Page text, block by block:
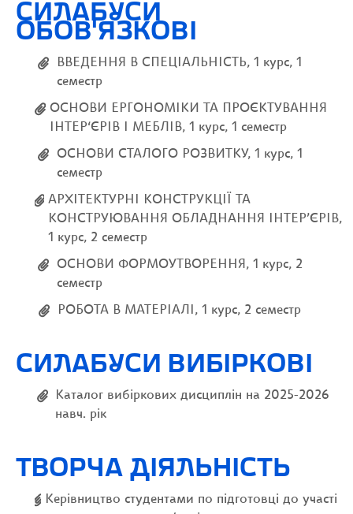
СИЛАБУСИ
ОБОВ'ЯЗКОВІ
ВВЕДЕННЯ В СПЕЦІАЛЬНІСТЬ, 1 курс, 1
семестр
ОСНОВИ ЕРГОНОМІКИ ТА ПРОЄКТУВАННЯ
ІНТЕР‘ЄРІВ І МЕБЛІВ, 1 курс, 1 семестр
ОСНОВИ СТАЛОГО РОЗВИТКУ, 1 курс, 1
семестр
АРХІТЕКТУРНІ КОНСТРУКЦІЇ ТА
КОНСТРУЮВАННЯ ОБЛАДНАННЯ ІНТЕР’ЄРІВ,
1 курс, 2 семестр
ОСНОВИ ФОРМОУТВОРЕННЯ, 1 курс, 2
семестр
РОБОТА В МАТЕРІАЛІ, 1 курс, 2 семестр
СИЛАБУСИ ВИБІРКОВІ
Каталог вибіркових дисциплін на 2025-2026
навч. рік
ТВОРЧА ДІЯЛЬНІСТЬ
Керівництво студентами по підготовці до участі